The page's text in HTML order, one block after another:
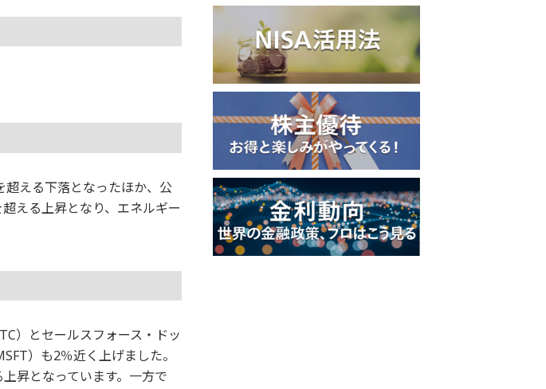
える下落となったほか、公
える上昇となり、エネルギー
）とセールスフォース・ドッ
）も2％近く上げました。
昇となっています。一方で